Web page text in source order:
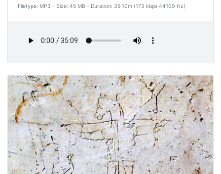
Filetype: MP3 - Size: 45 MB - Duration: 35:10m (173 kbps 44100 Hz)